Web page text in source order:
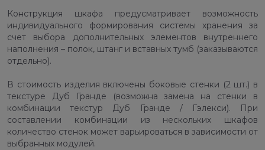
Конструкция шкафа предусматривает возможность
индивидуального формирования системы хранения за
счет выбора дополнительных элементов внутреннего
наполнения – полок, штанг и вставных тумб (заказываются
отдельно).
В стоимость изделия включены боковые стенки (2 шт.) в
текстуре Дуб Гранде (возможна замена на стенки в
комбинации текстур Дуб Гранде / Гэлекси). При
составлении комбинации из нескольких шкафов
количество стенок может варьироваться в зависимости от
выбранных модулей.